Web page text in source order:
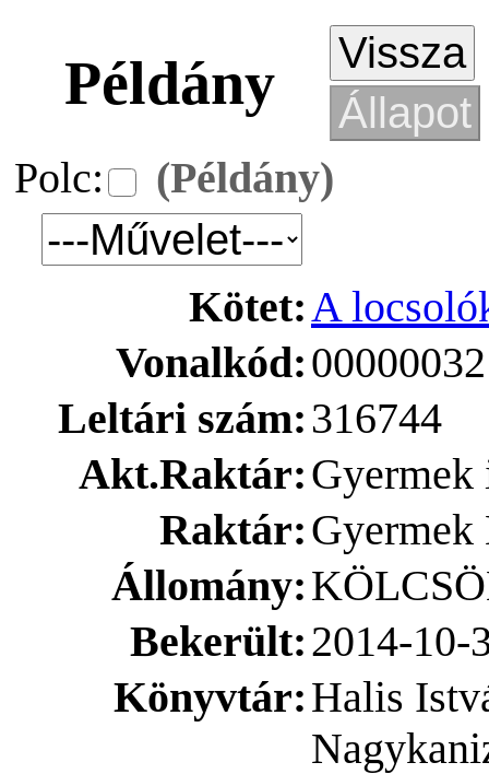
Példány
Polc: (Példány)
Kötet:A
Vonalkód:
Leltári szám: 316744
Akt.Raktár:
Raktár:
Állomány:
Bekerült:2014-10-
Könyvtár:Halis